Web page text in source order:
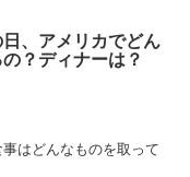
、アメリカでどん
？ディナーは？
はどんなものを取って